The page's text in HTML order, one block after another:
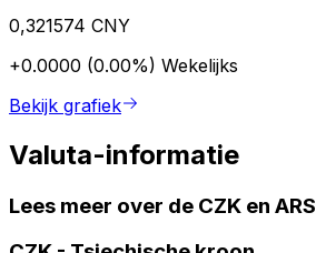
0,321574 CNY
+0.0000 (0.00%) Wekelijks
Bekijk grafiek
Valuta-informatie
Lees meer over de CZK en ARS